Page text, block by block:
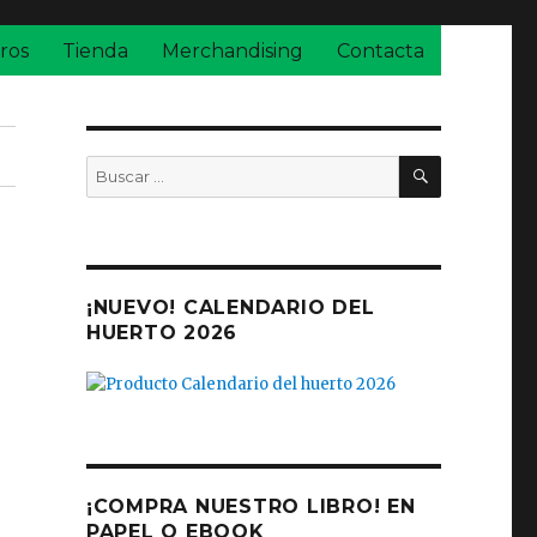
Tienda Merchandising Contacta
Buscar
por:
BUSCAR
¡NUEVO! CALENDARIO DEL
HUERTO 2026
¡COMPRA NUESTRO LIBRO! EN
PAPEL O EBOOK